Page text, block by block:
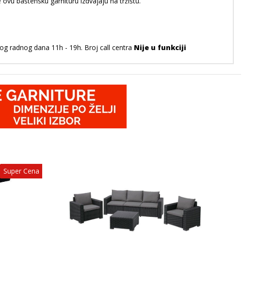
radnog dana 11h - 19h. Broj call centra Nije u funkciji
Super Cena